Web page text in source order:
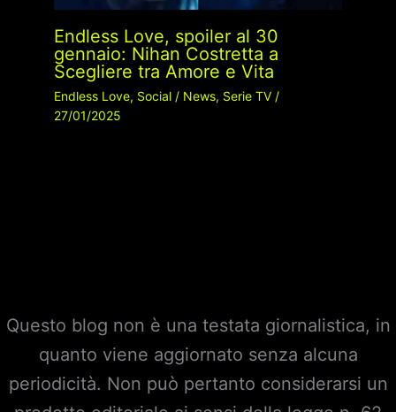
Endless Love, spoiler al 30
gennaio: Nihan Costretta a
Scegliere tra Amore e Vita
Endless Love, Social/ News, Serie TV/
27/01/2025
Questo blog non è una testata giornalistica, in
quanto viene aggiornato senza alcuna
periodicità. Non può pertanto considerarsi un